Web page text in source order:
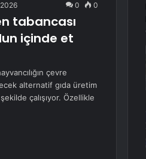
0 0
tabancası
içinde et
çevre
alternatif gıda üretim
çalışıyor. Özellikle